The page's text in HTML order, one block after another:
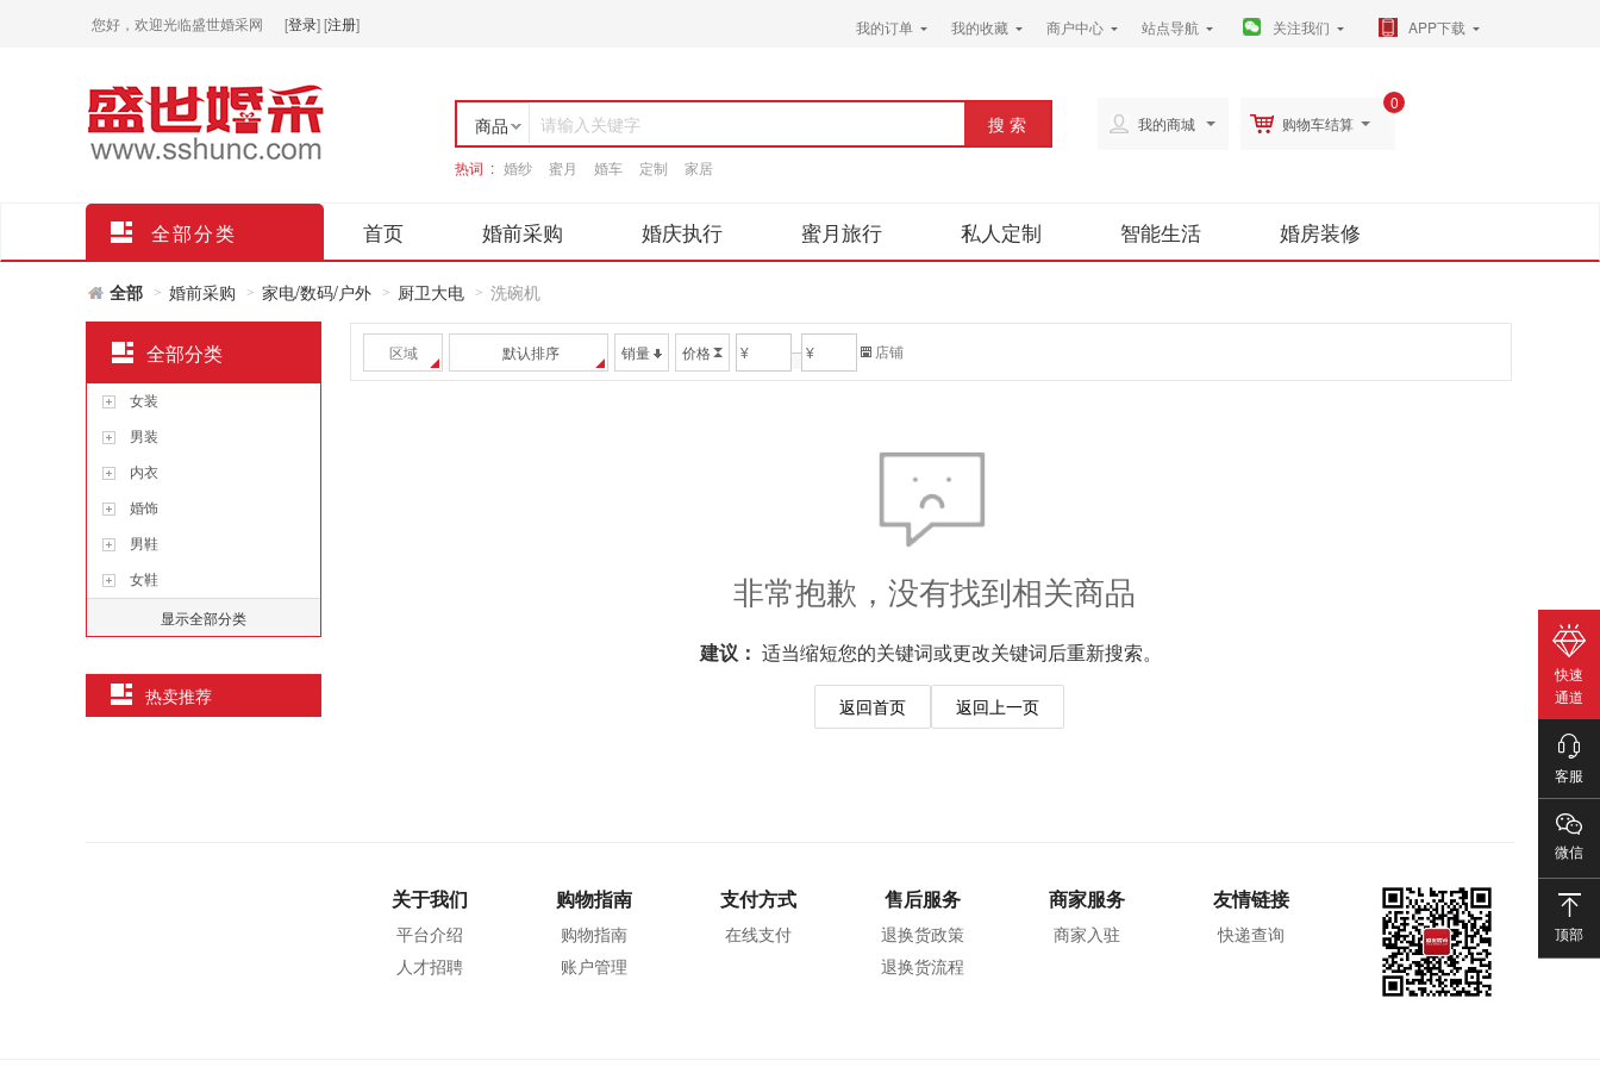
您好，欢迎光临盛世婚采网 [登录][注册] 我的订单 我的收藏 商户中心 站点导航 关注我们 APP下载
商品
店铺
请输入关键字
热词 : 婚纱 蜜月 婚车 定制 家居
0
购物车结算
我的商城
全部分类 首页 婚前采购 婚庆执行 蜜月旅行 私人定制 智能生活 婚房装修
全部 > 婚前采购 > 家电/数码/户外 > 厨卫大电 > 洗碗机
区域 默认排序 销量 价格 ¥ ¥ 店铺
非常抱歉，没有找到相关商品
建议： 适当缩短您的关键词或更改关键词后重新搜索。
返回上一页
返回首页
全部分类
女装
男装
内衣
婚饰
男鞋
女鞋
显示全部分类
热卖推荐
关于我们
平台介绍
人才招聘
购物指南
购物指南
账户管理
支付方式
在线支付
售后服务
退换货政策
退换货流程
商家服务
商家入驻
友情链接
快递查询
快速
通道
客服
微信
顶部